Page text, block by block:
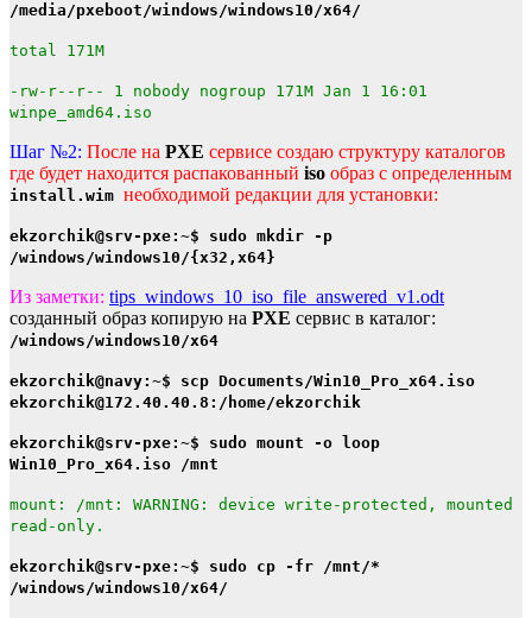
/media/pxeboot/windows/windows10/x64/
total 171M
-rw-r--r-- 1 nobody nogroup 171M Jan 1 16:01
winpe_amd64.iso
Шаг №2: После на PXE сервисе создаю структуру каталогов
где будет находится распакованный iso образ с определенным
install.wim необходимой редакции для установки:
ekzorchik@srv-pxe:~$ sudo mkdir -p
/windows/windows10/{x32,x64}
Из заметки: tips_windows_10_iso_file_answered_v1.odt
созданный образ копирую на PXE сервис в каталог:
/windows/windows10/x64
ekzorchik@navy:~$ scp Documents/Win10_Pro_x64.iso
ekzorchik@172.40.40.8:/home/ekzorchik
ekzorchik@srv-pxe:~$ sudo mount -o loop
Win10_Pro_x64.iso /mnt
mount: /mnt: WARNING: device write-protected, mounted
read-only.
ekzorchik@srv-pxe:~$ sudo cp -fr /mnt/*
/windows/windows10/x64/